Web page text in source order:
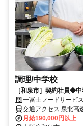
調理/中学校
［和泉市］契約社員◆
格を活かしてお仕事し
一冨士フードサービ
交通アクセス 泉北高
月給190,000円以上